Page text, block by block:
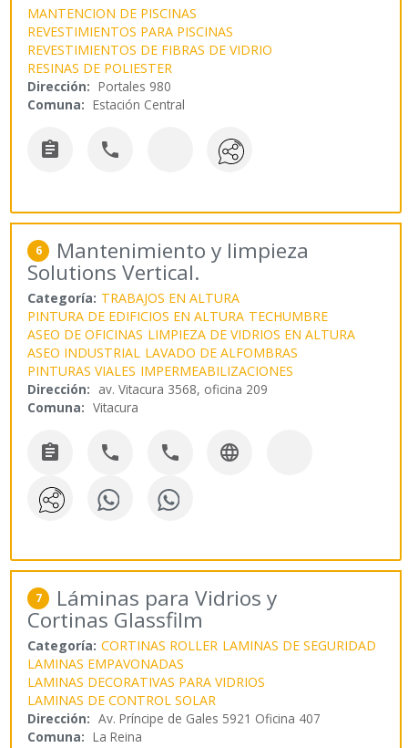
MANTENCION DE PISCINAS
REVESTIMIENTOS PARA PISCINAS
REVESTIMIENTOS DE FIBRAS DE VIDRIO
RESINAS DE POLIESTER
Dirección: Portales 980
Comuna: Estación Central
 
6 Mantenimiento y limpieza
Solutions Vertical.
Categoría: TRABAJOS EN ALTURA
PINTURA DE EDIFICIOS EN ALTURA TECHUMBRE
ASEO DE OFICINAS LIMPIEZA DE VIDRIOS EN ALTURA
ASEO INDUSTRIAL LAVADO DE ALFOMBRAS
PINTURAS VIALES IMPERMEABILIZACIONES
Dirección: av. Vitacura 3568, oficina 209
Comuna: Vitacura
   
7 Láminas para Vidrios y
Cortinas Glassfilm
Categoría: CORTINAS ROLLER LAMINAS DE SEGURIDAD
LAMINAS EMPAVONADAS
LAMINAS DECORATIVAS PARA VIDRIOS
LAMINAS DE CONTROL SOLAR
Dirección: Av. Príncipe de Gales 5921 Oficina 407
Comuna: La Reina